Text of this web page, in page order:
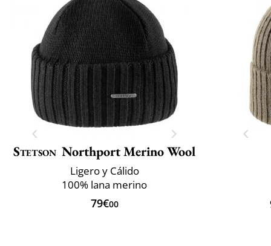
Stetson Northport Merino Wool
Ligero y Cálido
100% lana merino
79€00